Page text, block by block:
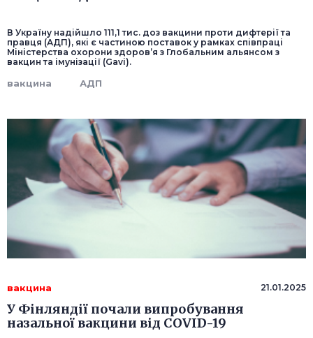
В Україну надійшло 111,1 тис. доз вакцини проти дифтерії та
правця (АДП), які є частиною поставок у рамках співпраці
Міністерства охорони здоров’я з Глобальним альянсом з
вакцин та імунізації (Gavi).
вакцина АДП
вакцина 21.01.2025
У Фінляндії почали випробування
назальної вакцини від COVID-19